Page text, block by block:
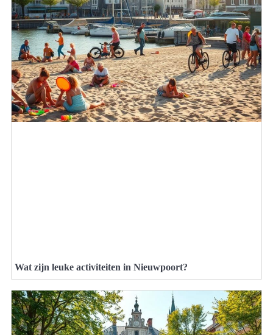
Wat zijn leuke activiteiten in Nieuwpoort?